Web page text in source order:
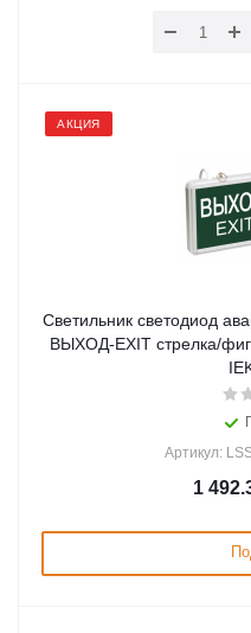
АКЦИЯ
Светильник светодиод
ВЫХОД-EXIT стрелка/
Артикул:
1